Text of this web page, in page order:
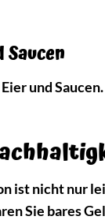
und
ist nicht nur
Sie bares